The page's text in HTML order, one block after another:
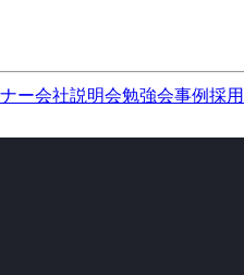
ー会社説明会勉強会事例採用